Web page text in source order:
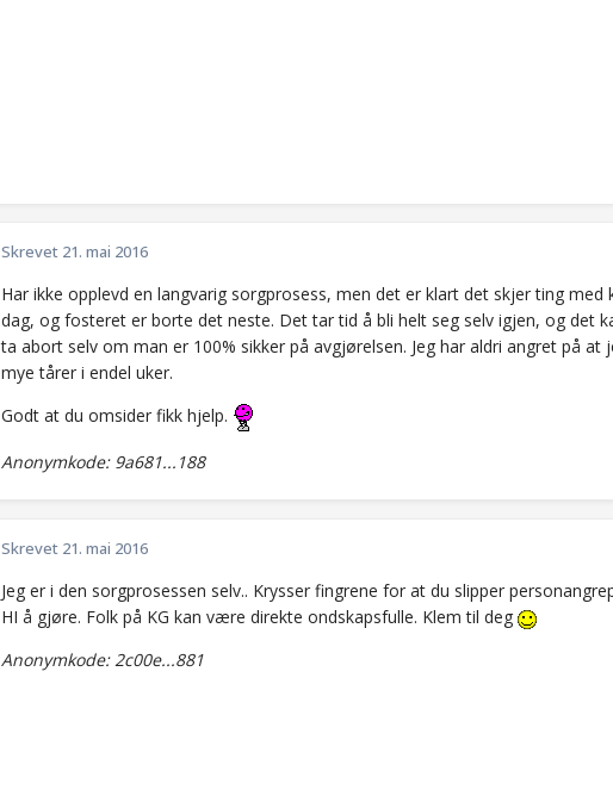
Skrevet 21. mai 2016
Har ikke opplevd en langvarig sorgprosess, men det er klart det skjer ting
dag, og fosteret er borte det neste. Det tar tid å bli helt seg selv igjen, og det
ta abort selv om man er 100% sikker på avgjørelsen. Jeg har aldri angret på
mye tårer i endel uker.
Godt at du omsider fikk hjelp.
Anonymkode: 9a681...188
Skrevet 21. mai 2016
Jeg er i den sorgprosessen selv.. Krysser fingrene for at du slipper
HI å gjøre. Folk på KG kan være direkte ondskapsfulle. Klem til deg
Anonymkode: 2c00e...881